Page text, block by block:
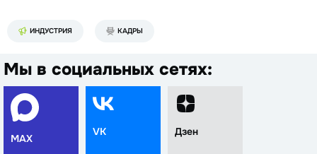
ИНДУСТРИЯ КАДРЫ
Мы в социальных сетях:
MAX
VK Дзен